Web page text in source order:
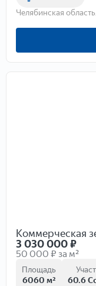
Челябинская
Коммерческая
3 030 000₽
50 000 ₽ за м²
Площадь
6060 м²
60.6